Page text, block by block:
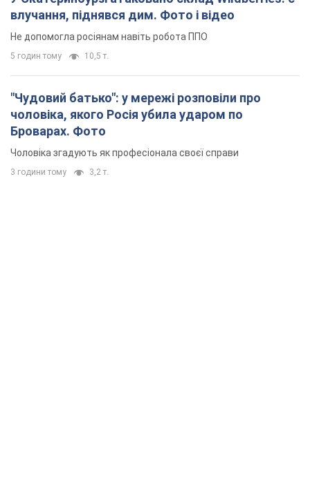
влучання, піднявся дим. Фото і відео
Не допомогла росіянам навіть робота ППО
5 годин тому 10,5 т.
"Чудовий батько": у мережі розповіли про
чоловіка, якого Росія убила ударом по
Броварах. Фото
Чоловіка згадують як професіонала своєї справи
3 години тому 3,2 т.